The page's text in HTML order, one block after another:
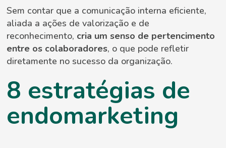
Sem contar que a comunicação interna eficiente,
aliada a ações de valorização e de
reconhecimento, cria um senso de pertencimento
entre os colaboradores, o que pode refletir
diretamente no sucesso da organização.
8 estratégias de
endomarketing